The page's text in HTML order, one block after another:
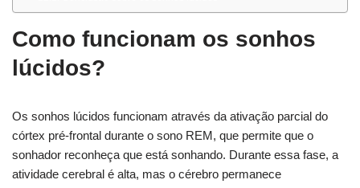
Como funcionam os sonhos
lúcidos?
Os sonhos lúcidos funcionam através da ativação parcial do
córtex pré-frontal durante o sono REM, que permite que o
sonhador reconheça que está sonhando. Durante essa fase, a
atividade cerebral é alta, mas o cérebro permanece